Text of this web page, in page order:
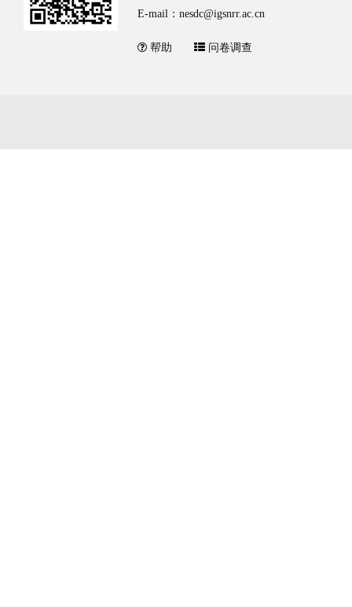
E-mail：nesdc@igsnrr.ac.cn
帮助 问卷调查